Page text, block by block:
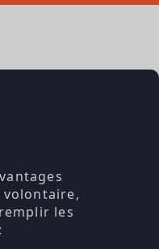
volontaire,
les